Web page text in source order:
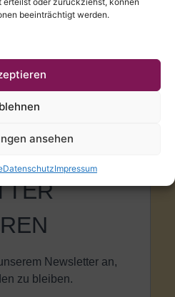
beeinträchtigt werden.
ansehen
DatenschutzImpressum
bis 21:00
Newsletter an,
zu bleiben.